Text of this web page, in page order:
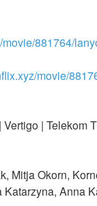
881764/
movie/
| Telekom
Mitja Okorn,
Anna